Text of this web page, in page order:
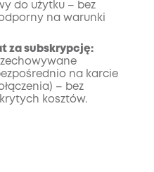
do użytku – bez
na warunki
za subskrypcję:
na karcie
– bez
kosztów.